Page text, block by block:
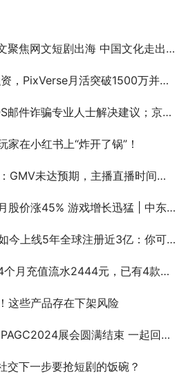
网文短剧出海 中国文化走出去新标杆
月活突破1500万并将在国内上线
；京东大规模招募海外商家；xAI进军AI视频领域；中国短剧狂卷全球
在小红书上“炸开了锅”！
未达预期，主播直播时间受限
价涨45% 游戏增长迅猛 | 中东出海秀
5年全球注册近3亿：你可能低估了这款游戏
充值流水2444元，已有4款项目在研
这些产品存在下架风险
展会圆满结束 一起回顾精彩瞬间！
交下一步要抢短剧的饭碗？